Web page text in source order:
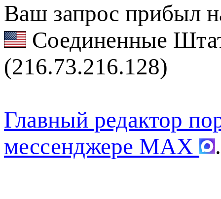
Ваш запрос прибыл
Соединенные
(216.73.216.128)
Главный редактор
мессенджере MAX
.